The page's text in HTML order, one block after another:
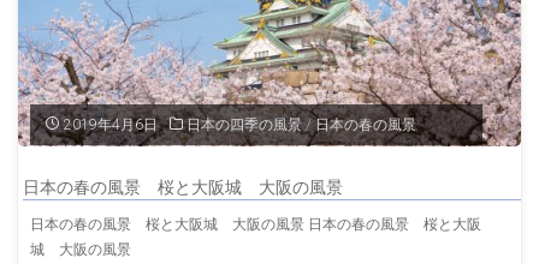
大
阪
の
景"
2019年4月6日 日本の四季の風景 / 日本の春の風景
日本の春の風景 桜と大阪城 大阪の風景
日本の春の風景 桜と大阪城 大阪の風景 日本の春の風景 桜と大阪
城 大阪の風景